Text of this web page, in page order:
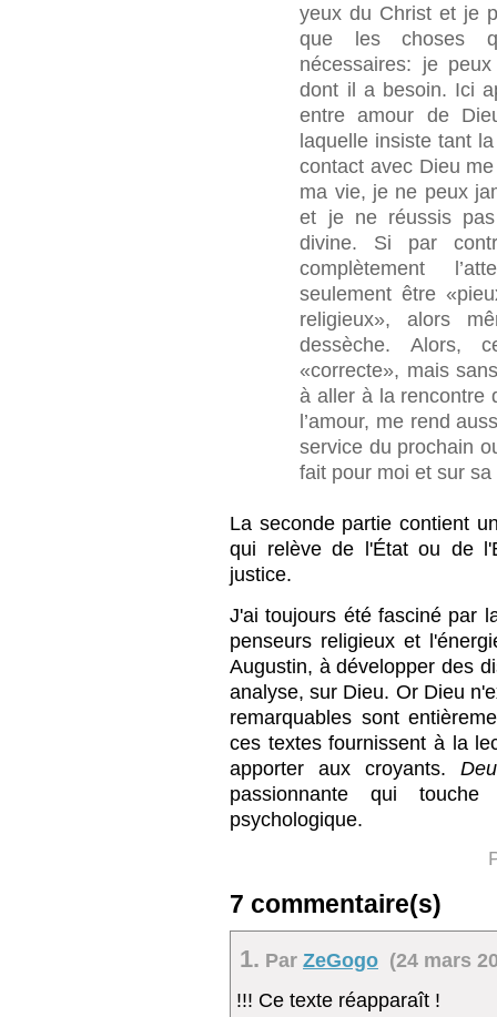
yeux du Christ et je
que les choses
nécessaires: je
dont il a besoin. Ici
entre amour de
laquelle insiste tant
contact avec Dieu
ma vie, je ne peux
et je ne réussis
divine. Si par
complètement
seulement être
religieux», alors
dessèche. Alors,
«correcte», mais
à aller à la rencontre
l’amour, me rend
service du prochain
fait pour moi et sur sa
La seconde partie contient
qui relève de l'État ou de
justice.
J'ai toujours été fasciné par
penseurs religieux et
Augustin, à développer des
analyse, sur Dieu. Or Dieu
remarquables sont
ces textes fournissent à la
apporter aux croyants.
passionnante qui
psychologique.
7 commentaire(s)
1. Par ZeGogo (24 mars
!!! Ce texte réapparaît !